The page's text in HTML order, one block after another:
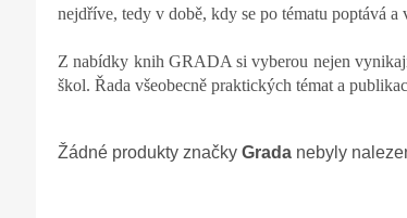
nejdříve, tedy v době, kdy se po tématu poptává
Z nabídky knih GRADA si vyberou nejen
škol. Řada všeobecně praktických témat a
Žádné produkty značky Grada nebyly